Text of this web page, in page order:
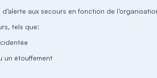
aux secours en fonction de
tels que:
un étouffement